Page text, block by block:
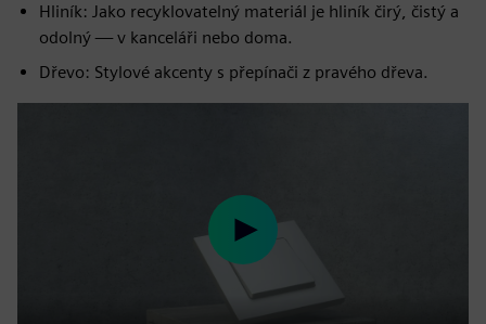
Hliník: Jako recyklovatelný materiál je hliník čirý, čistý a
odolný — v kanceláři nebo doma.
Dřevo: Stylové akcenty s přepínači z pravého dřeva.
Play